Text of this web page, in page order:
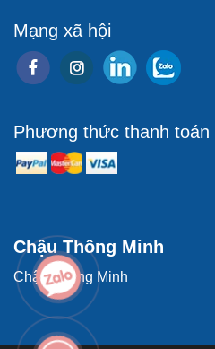
Chậu Thông Minh
Chậu Thông Minh
Mạng xã hội
Phương thức thanh toán